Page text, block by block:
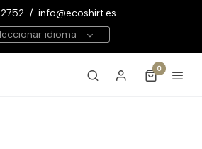
/ info@ecoshirt.es
idioma
0